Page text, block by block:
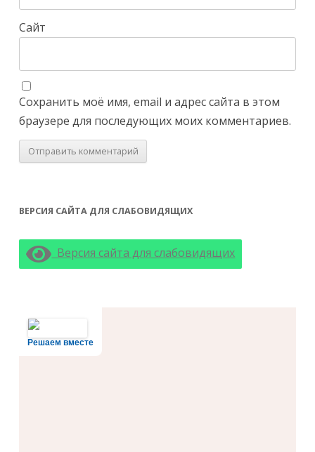
Сайт
Сохранить моё имя, email и адрес сайта в этом
браузере для последующих моих комментариев.
ВЕРСИЯ САЙТА ДЛЯ СЛАБОВИДЯЩИХ
Версия сайта для слабовидящих
Решаем вместе